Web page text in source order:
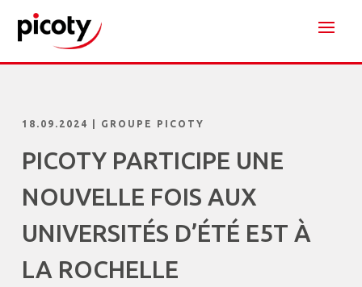
18.09.2024 GROUPE PICOTY
PICOTY PARTICIPE UNE
NOUVELLE FOIS AUX
UNIVERSITÉS D’ÉTÉ E5T À
LA ROCHELLE